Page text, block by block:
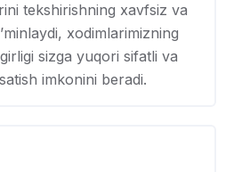
tekshirishning xavfsiz va
xodimlarimizning
sizga yuqori sifatli va
imkonini beradi.